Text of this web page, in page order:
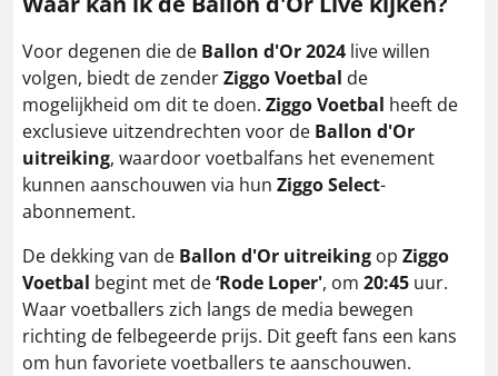
Voor degenen die de Ballon d'Or 2024 live willen
volgen, biedt de zenderZiggo Voetbal de
mogelijkheid om dit te doen. Ziggo Voetbal heeft de
exclusieve uitzendrechten voor de Ballon d'Or
uitreiking, waardoor voetbalfans het evenement
kunnen aanschouwen via hun Ziggo Select-
abonnement.
De dekking van de Ballon d'Or uitreiking op Ziggo
Voetbal begint met de‘Rode Loper', om 20:45 uur.
Waar voetballers zich langs de media bewegen
richting de felbegeerde prijs. Dit geeft fans een kans
om hun favoriete voetballers te aanschouwen.